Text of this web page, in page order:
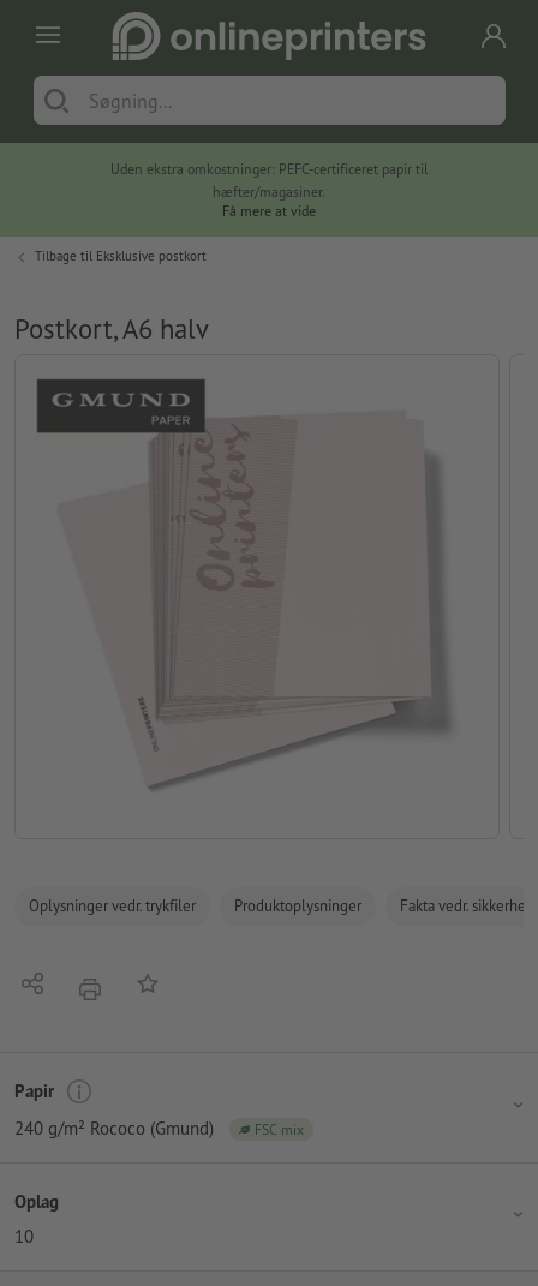
Uden ekstra omkostninger: PEFC-certificeret papir til
hæfter/magasiner.
Få mere at vide
Tilbage til Eksklusive postkort
Postkort, A6 halv
Oplysninger vedr. trykfiler Produktoplysninger Fakta vedr.
Del tryk Tilføj til huskelisten
Papir
240 g/m² Rococo (Gmund)
FSC mix
Oplag
10